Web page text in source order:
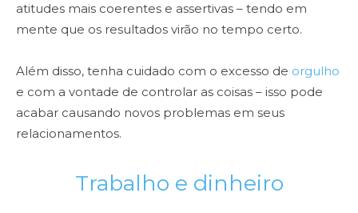
atitudes mais coerentes e assertivas – tendo em
mente que os resultados virão no tempo certo.
Além disso, tenha cuidado com o excesso de orgulho
e com a vontade de controlar as coisas – isso pode
acabar causando novos problemas em seus
relacionamentos.
Trabalho e dinheiro